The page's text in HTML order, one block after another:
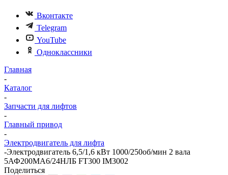
Вконтакте
Telegram
YouTube
Одноклассники
Главная
-
Каталог
-
Запчасти для лифтов
-
Главный привод
-
Электродвигатель для лифта
-Электродвигатель 6,5/1,6 кВт 1000/250об/мин 2 вала
5АФ200МА6/24НЛБ FT300 IM3002
Поделиться